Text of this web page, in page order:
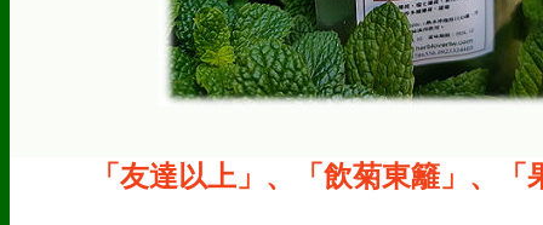
「友達以上 」 、 「飲菊東籬 」、